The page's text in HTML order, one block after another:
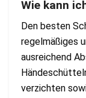
Wie kann
Den besten
regelmäßiges
ausreichend
verzichten